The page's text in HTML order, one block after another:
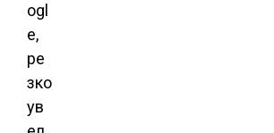
ogl
e,
ре
зко
ув